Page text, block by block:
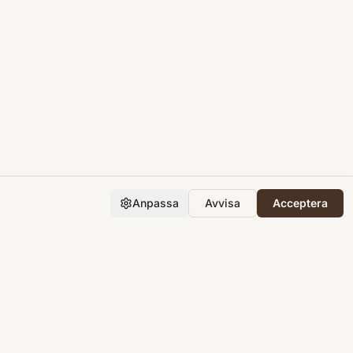
Anpassa Avvisa Acceptera